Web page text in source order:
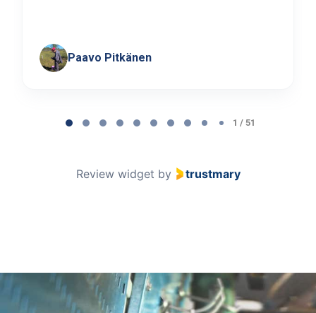
Paavo Pitkänen
1 / 51
Review widget by trustmary